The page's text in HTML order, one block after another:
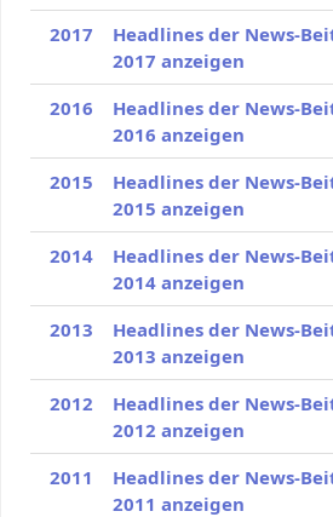
2017
Headlines der News-
2017 anzeigen
2016
Headlines der News-
2016 anzeigen
2015
Headlines der News-
2015 anzeigen
2014
Headlines der News-
2014 anzeigen
2013
Headlines der News-
2013 anzeigen
2012
Headlines der News-
2012 anzeigen
2011
Headlines der News-
2011 anzeigen